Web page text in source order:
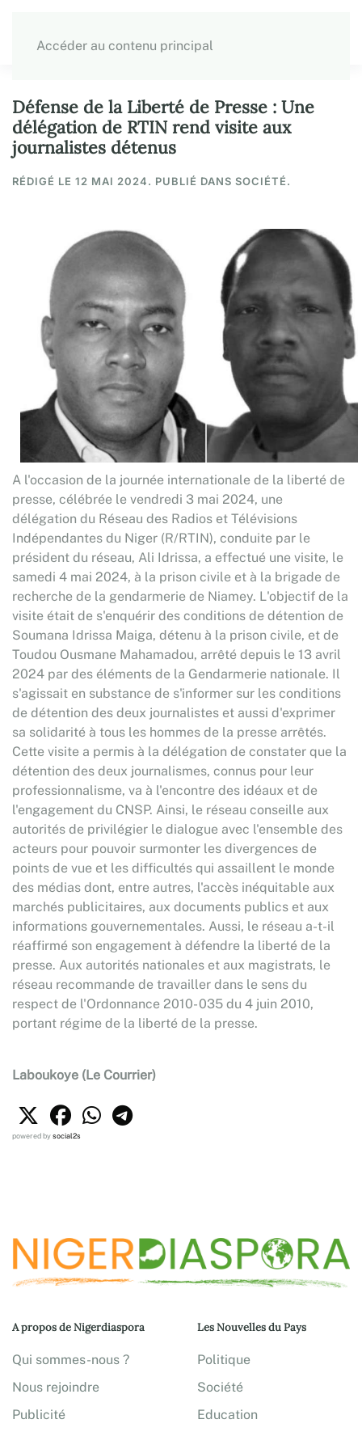
Accéder au contenu principal
Défense de la Liberté de Presse : Une
délégation de RTIN rend visite aux
journalistes détenus
RÉDIGÉ LE 12 MAI 2024. PUBLIÉ DANS SOCIÉTÉ.
A l'occasion de la journée internationale de la liberté de
presse, célébrée le vendredi 3 mai 2024, une
délégation du Réseau des Radios et Télévisions
Indépendantes du Niger (R/RTIN), conduite par le
président du réseau, Ali Idrissa, a effectué une visite, le
samedi 4 mai 2024, à la prison civile et à la brigade de
recherche de la gendarmerie de Niamey. L'objectif de la
visite était de s'enquérir des conditions de détention de
Soumana Idrissa Maiga, détenu à la prison civile, et de
Toudou Ousmane Mahamadou, arrêté depuis le 13 avril
2024 par des éléments de la Gendarmerie nationale. Il
s'agissait en substance de s'informer sur les conditions
de détention des deux journalistes et aussi d'exprimer
sa solidarité à tous les hommes de la presse arrêtés.
Cette visite a permis à la délégation de constater que la
détention des deux journalismes, connus pour leur
professionnalisme, va à l'encontre des idéaux et de
l'engagement du CNSP. Ainsi, le réseau conseille aux
autorités de privilégier le dialogue avec l'ensemble des
acteurs pour pouvoir surmonter les divergences de
points de vue et les difficultés qui assaillent le monde
des médias dont, entre autres, l'accès inéquitable aux
marchés publicitaires, aux documents publics et aux
informations gouvernementales. Aussi, le réseau a-t-il
réaffirmé son engagement à défendre la liberté de la
presse. Aux autorités nationales et aux magistrats, le
réseau recommande de travailler dans le sens du
respect de l'Ordonnance 2010- 035 du 4 juin 2010,
portant régime de la liberté de la presse.
Laboukoye (Le Courrier)
powered bysocial2s
A propos de Nigerdiaspora
Qui sommes-nous ?
Nous rejoindre
Publicité
Les Nouvelles du Pays
Politique
Société
Education